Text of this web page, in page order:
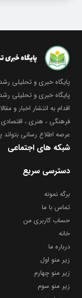
پایگاه خبری و تحلیلی رشد
پایگاه خبری و تحلیلی رشد
اقدام به انتشار اخبار و
فرهنگی ، هنری ،
عرصه اطلاع رسانی بتواند
شبکه های اجتماعی
دسترسی سریع
برگه نمونه
تماس با ما
حساب کاربری من
خانه
درباره ما
زیر منو اول
زیر منو چهارم
زیر منو سوم